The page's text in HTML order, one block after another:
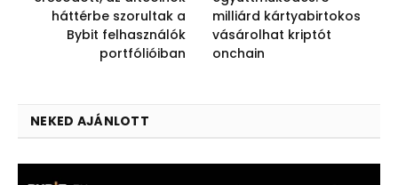
háttérbe szorultak a
Bybit felhasználók
portfólióiban
milliárd kártyabirtokos
vásárolhat kriptót
onchain
NEKED AJÁNLOTT